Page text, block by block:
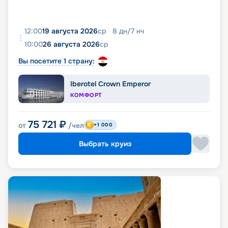
12:0019 августа 2026ср 8 дн/7 нч
10:0026 августа 2026ср
Вы посетите 1 страну:
Iberotel Crown Emperor
КОМФОРТ
от 75 721 ₽ /чел +1 000
Выбрать круиз